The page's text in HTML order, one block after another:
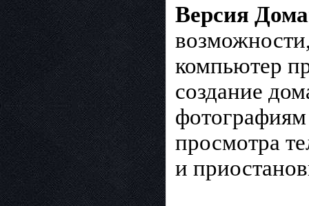
Версия
компьютер
создание
просмотра
и